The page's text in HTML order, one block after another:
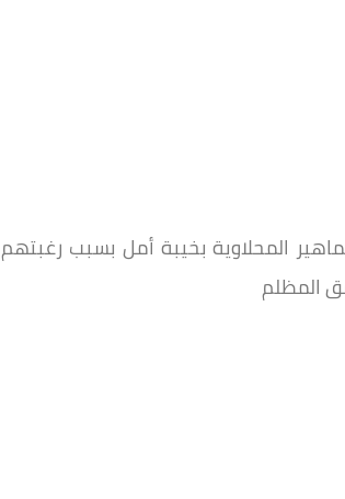
المحلاوية بخيبة أمل بسبب رغبتهم
المظلم